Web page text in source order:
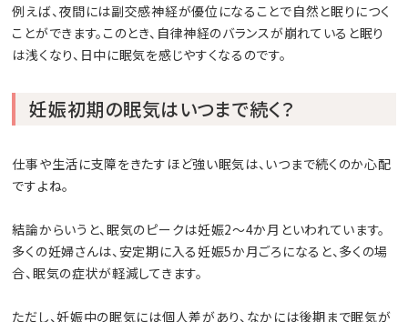
例えば、夜間には副交感神経が優位になることで自然と眠りにつく
ことができます。このとき、自律神経のバランスが崩れていると眠り
は浅くなり、日中に眠気を感じやすくなるのです。
妊娠初期の眠気はいつまで続く？
仕事や生活に支障をきたすほど強い眠気は、いつまで続くのか心配
ですよね。
結論からいうと、眠気のピークは妊娠2～4か月といわれています。
多くの妊婦さんは、安定期に入る妊娠5か月ごろになると、多くの場
合、眠気の症状が軽減してきます。
ただし、妊娠中の眠気には個人差があり、なかには後期まで眠気が